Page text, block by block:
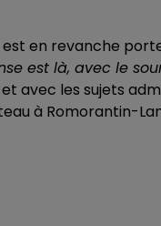
en revanche
est là, avec le
avec les sujets
à Romorantin-